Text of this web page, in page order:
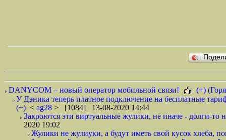
DANYCOM – новый оператор мобильной связи!
(+)
У Дэника теперь платное подключение на бесплатные
(+) < ag28 > [1084] 13-08-2020 14:44
Закроются эти виртуальные жулики, не иначе - долги-то
2020 19:02
Жулики не жулиуки, а будут иметь свой кусок хлеба,